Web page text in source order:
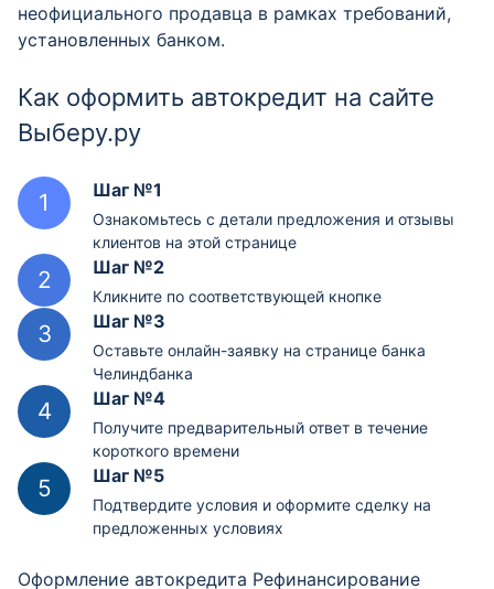
неофициального продавца в рамках требований,
установленных банком.
Как оформить автокредит на сайте
Выберу.ру
Шаг №1
Ознакомьтесь с детали предложения и отзывы
клиентов на этой странице
Шаг №2
Кликните по соответствующей кнопке
Шаг №3
Оставьте онлайн-заявку на странице банка
Челиндбанка
Шаг №4
Получите предварительный ответ в течение
короткого времени
Шаг №5
Подтвердите условия и оформите сделку на
предложенных условиях
Оформление автокредита Рефинансирование